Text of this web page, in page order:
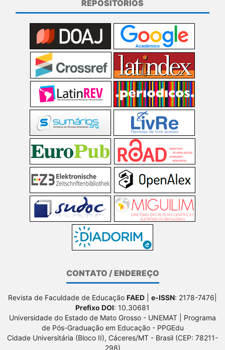
REPOSITÓRIOS
CONTATO / ENDEREÇO
Revista de Faculdade de Educação FAED e-ISSN: 2178-7476|
Prefixo DOI: 10.30681
Universidade do Estado de Mato Grosso - UNEMAT | Programa
de Pós-Graduação em Educação - PPGEdu
Cidade Universitária (Bloco II), Cáceres/MT - Brasil (CEP: 78211-
298)